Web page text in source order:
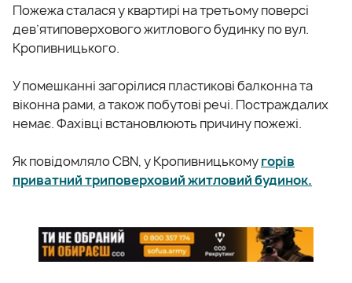
Пожежа сталася у квартирі на третьому поверсі
дев’ятиповерхового житлового будинку по вул.
Кропивницького.
У помешканні загорілися пластикові балконна та
віконна рами, а також побутові речі. Постраждалих
немає. Фахівці встановлюють причину пожежі.
Як повідомляло CBN, у Кропивницькомугорів
приватний триповерховий житловий будинок.